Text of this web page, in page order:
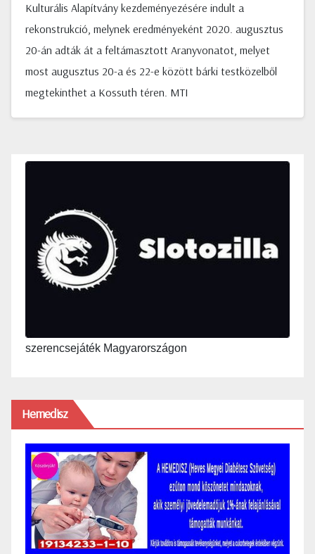
Kulturális Alapítvány kezdeményezésére indult a
rekonstrukció, melynek eredményeként 2020. augusztus
20-án adták át a feltámasztott Aranyvonatot, melyet
most augusztus 20-a és 22-e között bárki testközelből
megtekinthet a Kossuth téren. MTI
szerencsejáték Magyarországon
Hemedisz